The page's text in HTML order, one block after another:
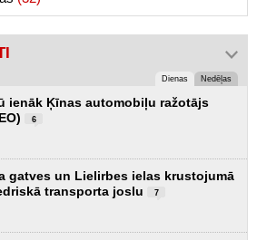
Dienas Nedēļas
ienāk Ķīnas automobiļu ražotājs
6
gatves un Lielirbes ielas krustojumā
transporta joslu
7